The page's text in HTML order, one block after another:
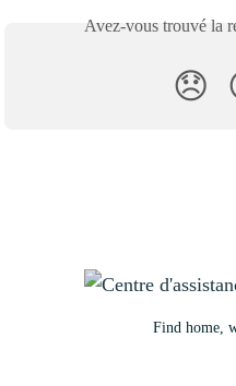
Avez-vous trouvé la
😞
Find home,